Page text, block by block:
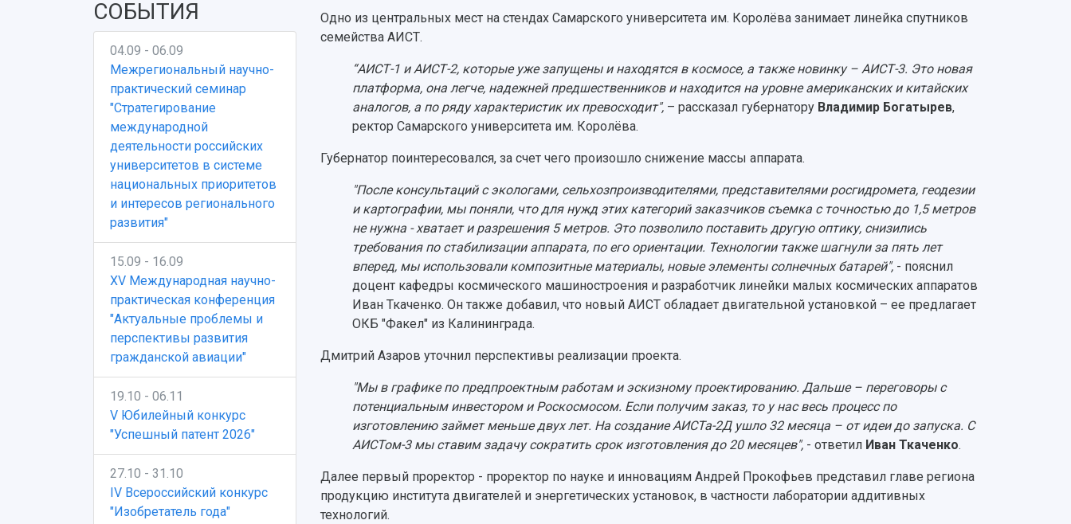
СОБЫТИЯ
04.09 - 06.09
Межрегиональный научно-
практический семинар
"Стратегирование
международной
деятельности российских
университетов в системе
национальных приоритетов
и интересов регионального
развития"
15.09 - 16.09
XV Международная научно-
практическая конференция
"Актуальные проблемы и
перспективы развития
гражданской авиации"
19.10 - 06.11
V Юбилейный конкурс
"Успешный патент 2026"
27.10 - 31.10
IV Всероссийский конкурс
"Изобретатель года"
Одно из центральных мест на стендах Самарского университета им. Королёва занимает линейка спутников
семейства АИСТ.
“АИСТ-1 и АИСТ-2, которые уже запущены и находятся в космосе, а также новинку – АИСТ-3. Это новая
платформа, она легче, надежней предшественников и находится на уровне американских и китайских
аналогов, а по ряду характеристик их превосходит", – рассказал губернатору Владимир Богатырев,
ректор Самарского университета им. Королёва.
Губернатор поинтересовался, за счет чего произошло снижение массы аппарата.
"После консультаций с экологами, сельхозпроизводителями, представителями росгидромета, геодезии
и картографии, мы поняли, что для нужд этих категорий заказчиков съемка с точностью до 1,5 метров
не нужна - хватает и разрешения 5 метров. Это позволило поставить другую оптику, снизились
требования по стабилизации аппарата, по его ориентации. Технологии также шагнули за пять лет
вперед, мы использовали композитные материалы, новые элементы солнечных батарей", - пояснил
доцент кафедры космического машиностроения и разработчик линейки малых космических аппаратов
Иван Ткаченко. Он также добавил, что новый АИСТ обладает двигательной установкой – ее предлагает
ОКБ "Факел" из Калининграда.
Дмитрий Азаров уточнил перспективы реализации проекта.
"Мы в графике по предпроектным работам и эскизному проектированию. Дальше – переговоры с
потенциальным инвестором и Роскосмосом. Если получим заказ, то у нас весь процесс по
изготовлению займет меньше двух лет. На создание АИСТа-2Д ушло 32 месяца – от идеи до запуска. С
АИСТом-3 мы ставим задачу сократить срок изготовления до 20 месяцев", - ответил Иван Ткаченко.
Далее первый проректор - проректор по науке и инновациям Андрей Прокофьев представил главе региона
продукцию института двигателей и энергетических установок, в частности лаборатории аддитивных
технологий.